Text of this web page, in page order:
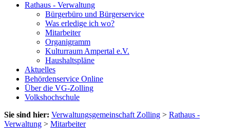
Rathaus - Verwaltung
Bürgerbüro und Bürgerservice
Was erledige ich wo?
Mitarbeiter
Organigramm
Kulturraum Ampertal e.V.
Haushaltspläne
Aktuelles
Behördenservice Online
Über die VG-Zolling
Volkshochschule
Sie sind hier: Verwaltungsgemeinschaft Zolling > Rathaus -
Verwaltung > Mitarbeiter